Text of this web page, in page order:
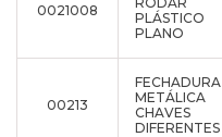
0021008
PLÁSTICO
PLANO
00213
FECHADURA
METÁLICA
CHAVES
DIFERENTES